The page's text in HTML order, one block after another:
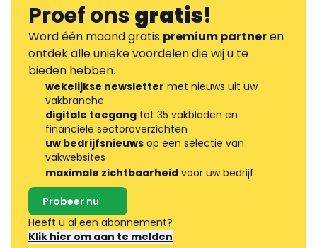
Proef onsgratis!
Word één maand gratis premium partneren
ontdek alle unieke voordelen die wij u te
bieden hebben.
wekelijkse newsletter met nieuws uit uw
vakbranche
digitale toegang tot 35 vakbladen en
financiële sectoroverzichten
uw bedrijfsnieuws op een selectie van
vakwebsites
maximale zichtbaarheid voor uw bedrijf
Probeer nu
Heeft u al een abonnement?
Klik hier om aan te melden